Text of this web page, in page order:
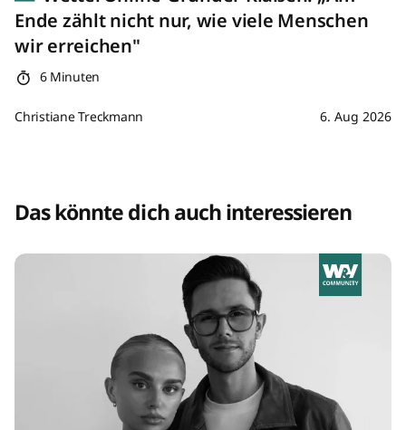
Ende zählt nicht nur, wie viele Menschen
wir erreichen"
6 Minuten
Christiane Treckmann 6. Aug 2026
Das könnte dich auch interessieren